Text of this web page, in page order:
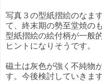
写真３の型紙摺絵のなま
て、終末期の勢至堂焼の
型紙摺絵の絵付柄が一般
ヒントになりそうです。
磁土は灰色が強く不純物
す。今後検討していきます